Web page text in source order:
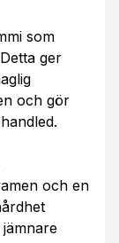
som
ger
och gör
och en